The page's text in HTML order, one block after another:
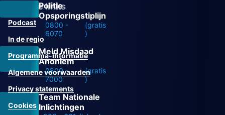
Politie
Opsporingstiplijn
0800 -
6070
(gratis
)
Meld Misdaad
Anoniem
0800 -
7000
(gratis
)
Team Nationale
Inlichtingen
Overige links
Podcast
In de regio
Programma-informatie
Algemene voorwaarden
Privacy statements
Cookies